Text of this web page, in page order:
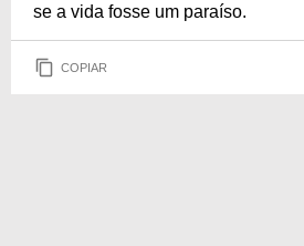
se a vida fosse um paraíso.
COPIAR